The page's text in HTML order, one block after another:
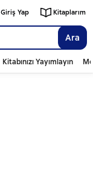
Ara
Giriş Yap Kitaplarım
Kitabınızı Yayımlayın